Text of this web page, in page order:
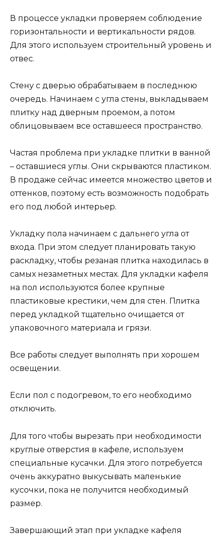
В процессе укладки проверяем соблюдение
горизонтальности и вертикальности рядов.
Для этого используем строительный уровень и
отвес.
Стену с дверью обрабатываем в последнюю
очередь. Начинаем с угла стены, выкладываем
плитку над дверным проемом, а потом
облицовываем все оставшееся пространство.
Частая проблема при укладке плитки в ванной
– оставшиеся углы. Они скрываются пластиком.
В продаже сейчас имеется множество цветов и
оттенков, поэтому есть возможность подобрать
его под любой интерьер.
Укладку пола начинаем с дальнего угла от
входа. При этом следует планировать такую
раскладку, чтобы резаная плитка находилась в
самых незаметных местах. Для укладки кафеля
на пол используются более крупные
пластиковые крестики, чем для стен. Плитка
перед укладкой тщательно очищается от
упаковочного материала и грязи.
Все работы следует выполнять при хорошем
освещении.
Если пол с подогревом, то его необходимо
отключить.
Для того чтобы вырезать при необходимости
круглые отверстия в кафеле, используем
специальные кусачки. Для этого потребуется
очень аккуратно выкусывать маленькие
кусочки, пока не получится необходимый
размер.
Завершающий этап при укладке кафеля